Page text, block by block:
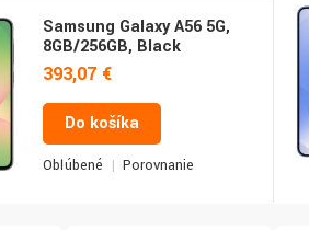
Samsung Galaxy A56 5G,
8GB/256GB, Black
393,07 €
Do košíka
Obľúbené Porovnanie